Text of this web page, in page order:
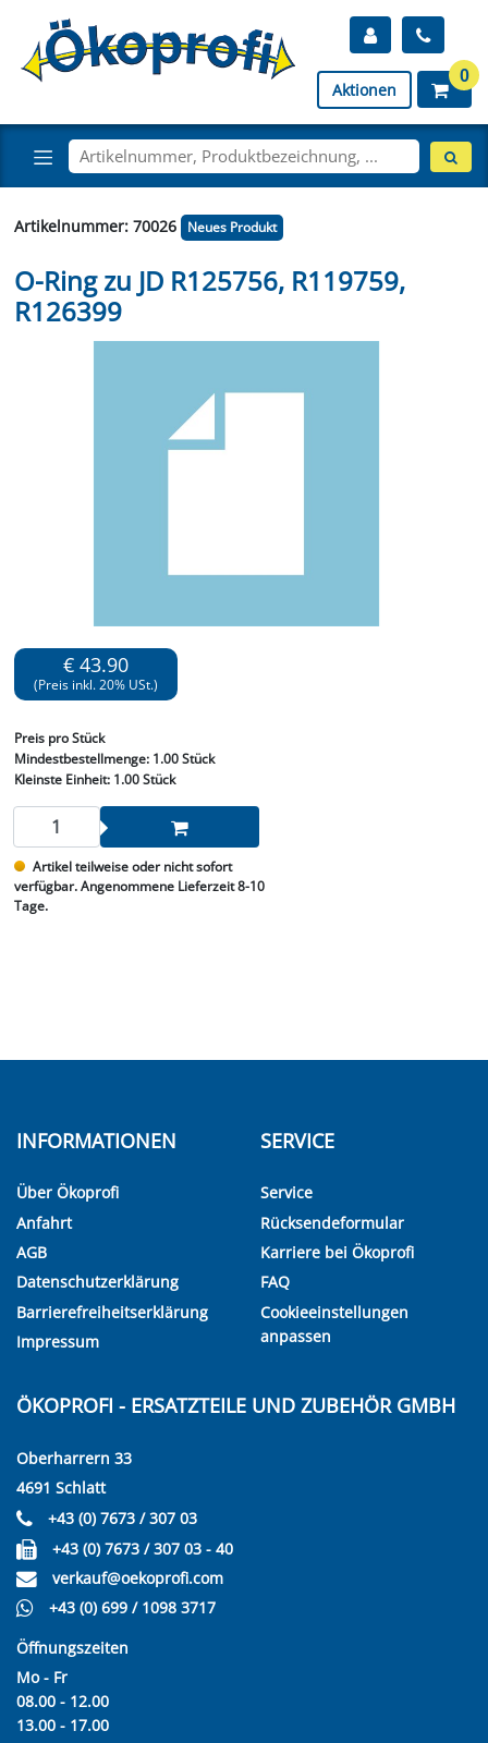
Aktionen
0
Artikelnummer: 70026 Neues Produkt
O-Ring zu JD R125756, R119759,
R126399
€ 43.90
(Preis inkl. 20% USt.)
Preis pro Stück
Mindestbestellmenge: 1.00 Stück
Kleinste Einheit:1.00 Stück
Artikel teilweise oder nicht sofort
verfügbar. Angenommene Lieferzeit 8-10
Tage.
INFORMATIONEN
Über Ökoprofi
Anfahrt
AGB
Datenschutzerklärung
Barrierefreiheitserklärung
Impressum
SERVICE
Service
Rücksendeformular
Karriere bei Ökoprofi
FAQ
Cookieeinstellungen
anpassen
ÖKOPROFI - ERSATZTEILE UND ZUBEHÖR GMBH
Oberharrern 33
4691 Schlatt
+43 (0) 7673 / 307 03
+43 (0) 7673 / 307 03 - 40
verkauf@oekoprofi.com
+43 (0) 699 / 1098 3717
Öffnungszeiten
Mo - Fr
08.00 - 12.00
13.00 - 17.00